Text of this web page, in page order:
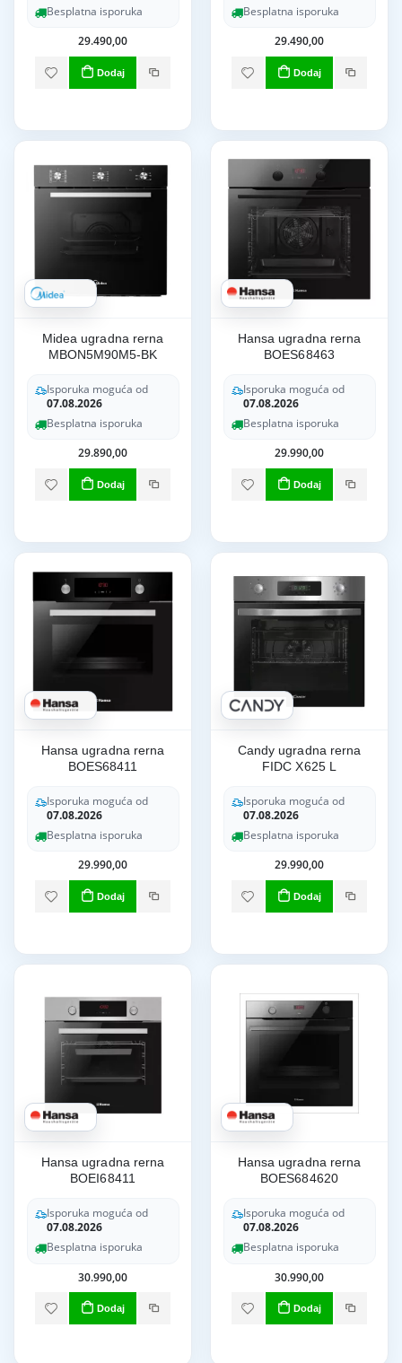
Besplatna isporuka
29.490,00
Dodaj
Besplatna isporuka
29.490,00
Dodaj
Midea ugradna rerna
MBON5M90M5-BK
Isporuka moguća od
07.08.2026
Besplatna isporuka
29.890,00
Dodaj
Hansa ugradna rerna
BOES68463
Isporuka moguća od
07.08.2026
Besplatna isporuka
29.990,00
Dodaj
Hansa ugradna rerna
BOES68411
Isporuka moguća od
07.08.2026
Besplatna isporuka
29.990,00
Dodaj
Candy ugradna rerna
FIDC X625 L
Isporuka moguća od
07.08.2026
Besplatna isporuka
29.990,00
Dodaj
Hansa ugradna rerna
BOEI68411
Isporuka moguća od
07.08.2026
Besplatna isporuka
30.990,00
Dodaj
Hansa ugradna rerna
BOES684620
Isporuka moguća od
07.08.2026
Besplatna isporuka
30.990,00
Dodaj